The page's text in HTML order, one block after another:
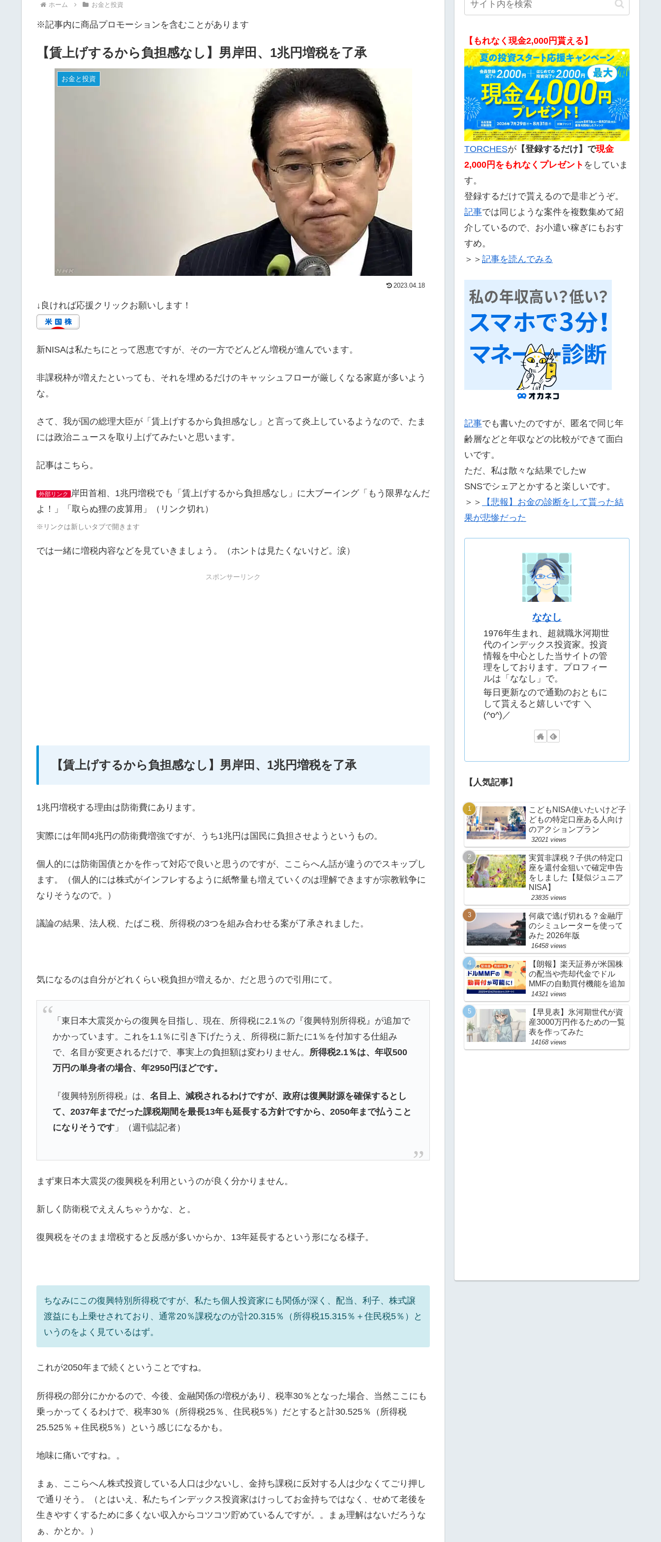
ホーム お金と投資
※記事内に商品プロモーションを含むことがあります
【賃上げするから負担感なし】男岸田、1兆円増税を了承
お金と投資
2023.04.18
↓良ければ応援クリックお願いします！
新NISAは私たちにとって恩恵ですが、その一方でどんどん増税が進んでいます。
非課税枠が増えたといっても、それを埋めるだけのキャッシュフローが厳しくなる家庭が多いよう
な。
さて、我が国の総理大臣が「賃上げするから負担感なし」と言って炎上しているようなので、たま
には政治ニュースを取り上げてみたいと思います。
記事はこちら。
外部リンク
岸田首相、1兆円増税でも「賃上げするから負担感なし」に大ブーイング「もう限界なんだ
よ！」「取らぬ狸の皮算用」（リンク切れ）
※リンクは新しいタブで開きます
では一緒に増税内容などを見ていきましょう。（ホントは見たくないけど。涙）
スポンサーリンク
【賃上げするから負担感なし】男岸田、1兆円増税を了承
1兆円増税する理由は防衛費にあります。
実際には年間4兆円の防衛費増強ですが、うち1兆円は国民に負担させようというもの。
個人的には防衛国債とかを作って対応で良いと思うのですが、ここらへん話が違うのでスキップし
ます。（個人的には株式がインフレするように紙幣量も増えていくのは理解できますが宗教戦争に
なりそうなので。）
議論の結果、法人税、たばこ税、所得税の3つを組み合わせる案が了承されました。
気になるのは自分がどれくらい税負担が増えるか、だと思うので引用にて。
「東日本大震災からの復興を目指し、現在、所得税に2.1％の『復興特別所得税』が追加で
かかっています。これを1.1％に引き下げたうえ、所得税に新たに1％を付加する仕組み
で、名目が変更されるだけで、事実上の負担額は変わりません。 所得税2.1％は、年収500
万円の単身者の場合、年2950円ほどです。
『復興特別所得税』は、名目上、減税されるわけですが、政府は復興財源を確保するとし
て、2037年までだった課税期間を最長13年も延長する方針ですから、2050年まで払うこと
になりそうです 」（週刊誌記者）
まず東日本大震災の復興税を利用というのが良く分かりません。
新しく防衛税でええんちゃうかな、と。
復興税をそのまま増税すると反感が多いからか、13年延長するという形になる様子。
ちなみにこの復興特別所得税ですが、私たち個人投資家にも関係が深く、配当、利子、株式譲
渡益にも上乗せされており、通常20％課税なのが計20.315％（所得税15.315％＋住民税5％）と
いうのをよく見ているはず。
これが2050年まで続くということですね。
所得税の部分にかかるので、今後、金融関係の増税があり、税率30％となった場合、当然ここにも
乗っかってくるわけで、税率30％（所得税25％、住民税5％）だとすると計30.525％（所得税
25.525％＋住民税5％）という感じになるかも。
地味に痛いですね。。
まぁ、ここらへん株式投資している人口は少ないし、金持ち課税に反対する人は少なくてごり押し
で通りそう。（とはいえ、私たちインデックス投資家はけっしてお金持ちではなく、せめて老後を
生きやすくするために多くない収入からコツコツ貯めているんですが。。まぁ理解はないだろうな
ぁ、かとか。）
【もれなく現金2,000円貰える】
TORCHESが 【登録するだけ】で現金
2,000 円をもれなくプレゼント をしていま
す。
登録するだけで貰えるので是非どうぞ。
記事では同じような案件を複数集めて紹
介しているので、お小遣い稼ぎにもおす
すめ。
＞＞ 記事を読んでみる
記事でも書いたのですが、匿名で同じ年
齢層などと年収などの比較ができて面白
いです。
ただ、私は散々な結果でしたw
SNSでシェアとかすると楽しいです。
＞＞
【悲報】お金の診断をして貰った結
果が悲惨だった
ななし
1976年生まれ、超就職氷河期世
代のインデックス投資家。投資
情報を中心とした当サイトの管
理をしております。プロフィー
ルは「ななし」で。
毎日更新なので通勤のおともに
して貰えると嬉しいです ＼
(^o^)／
【人気記事】
こどもNISA使いたいけど子
どもの特定口座ある人向け
のアクションプラン
32021 views
実質非課税？子供の特定口
座を還付金狙いで確定申告
をしました【疑似ジュニア
NISA】
23835 views
何歳で逃げ切れる？金融庁
のシミュレーターを使って
みた 2026年版
16458 views
【朗報】楽天証券が米国株
の配当や売却代金でドル
MMFの自動買付機能を追加
14321 views
【早見表】氷河期世代が資
産3000万円作るための一覧
表を作ってみた
14168 views